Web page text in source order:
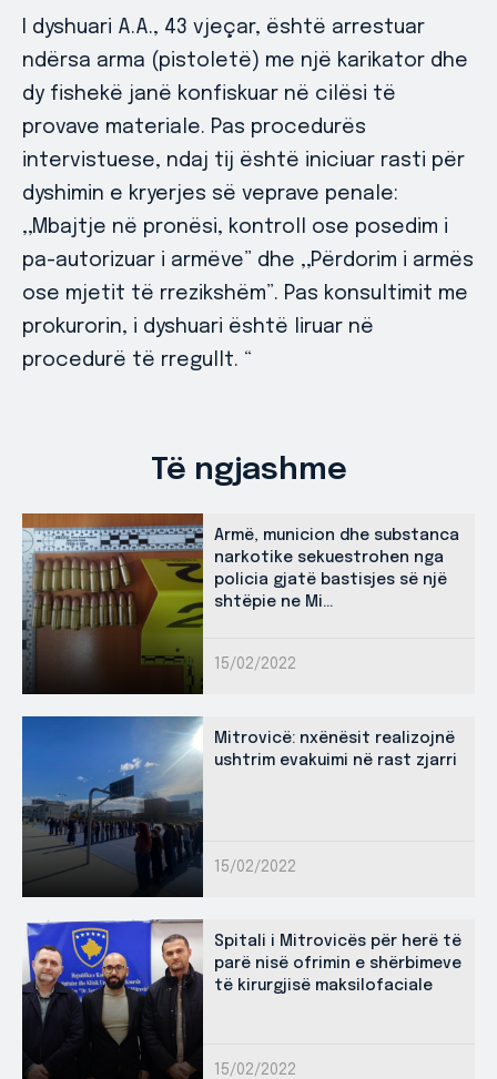
I dyshuari A.A., 43 vjeçar, është arrestuar
ndërsa arma (pistoletë) me një karikator dhe
dy fishekë janë konfiskuar në cilësi të
provave materiale. Pas procedurës
intervistuese, ndaj tij është iniciuar rasti për
dyshimin e kryerjes së veprave penale:
,,Mbajtje në pronësi, kontroll ose posedim i
pa-autorizuar i armëve” dhe ,,Përdorim i armës
ose mjetit të rrezikshëm”. Pas konsultimit me
prokurorin, i dyshuari është liruar në
procedurë të rregullt. “
Të ngjashme
Armë, municion dhe substanca
narkotike sekuestrohen nga
policia gjatë bastisjes së një
shtëpie ne Mi...
15/02/2022
Mitrovicë: nxënësit realizojnë
ushtrim evakuimi në rast zjarri
15/02/2022
Spitali i Mitrovicës për herë të
parë nisë ofrimin e shërbimeve
të kirurgjisë maksilofaciale
15/02/2022